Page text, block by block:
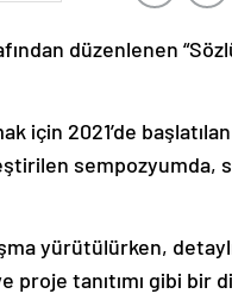
düzenlenen
için 2021’de
sempozyumda,
yürütülürken,
proje tanıtımı gibi bir